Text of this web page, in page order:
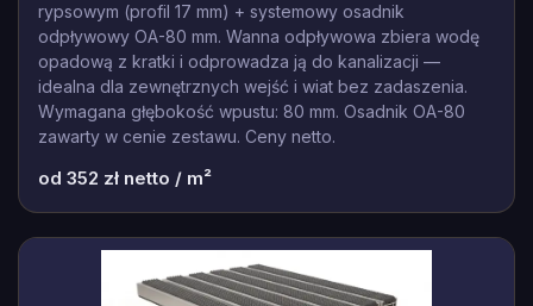
rypsowym (profil 17 mm) + systemowy osadnik
odpływowy OA-80 mm. Wanna odpływowa zbiera wodę
opadową z kratki i odprowadza ją do kanalizacji —
idealna dla zewnętrznych wejść i wiat bez zadaszenia.
Wymagana głębokość wpustu: 80 mm. Osadnik OA-80
zawarty w cenie zestawu. Ceny netto.
od 352 zł netto / m²